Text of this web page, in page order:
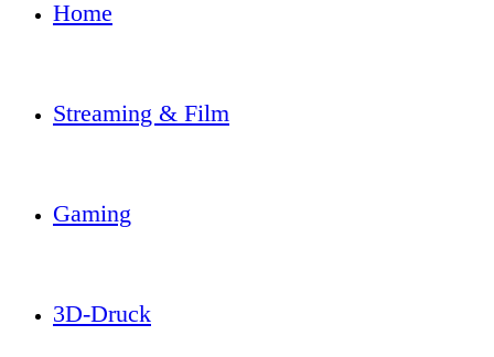
Home
Streaming & Film
Gaming
3D-Druck